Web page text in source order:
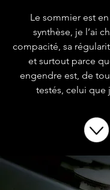
Le sommier est
synthèse, je l’ai
compacité, sa
et surtout parce
engendre est, de
testés, celui que